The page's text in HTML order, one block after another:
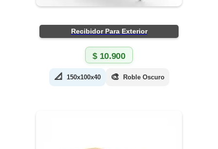
Recibidor Para Exterior
$10.900
📐 150x100x40 🎨 Roble Oscuro